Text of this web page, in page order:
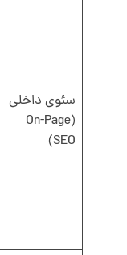
سئوی داخلی
(On-Page
SEO)